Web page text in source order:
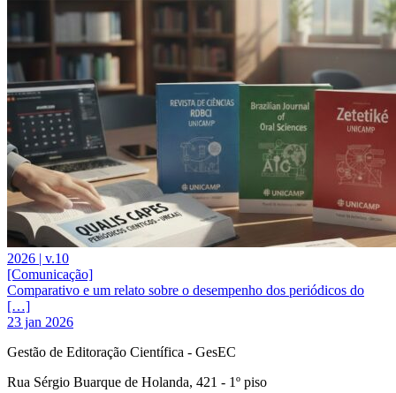
2026 | v.10
[Comunicação]
Comparativo e um relato sobre o desempenho dos periódicos do
[…]
23 jan 2026
Gestão de Editoração Científica - GesEC
Rua Sérgio Buarque de Holanda, 421 - 1º piso